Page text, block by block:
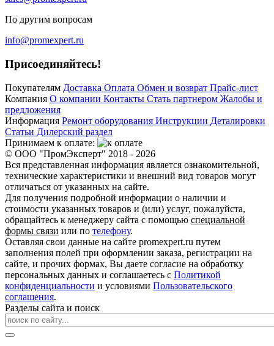
По другим вопросам
info@promexpert.ru
Присоединяйтесь!
Покупателям Доставка Оплата Обмен и возврат Прайс-лист
Компания О компании Контакты Стать партнером Жалобы и
предложения
Информация Ремонт оборудования Инструкции Деталировки
Статьи Дилерский раздел
Принимаем к оплате:
© ООО "ПромЭксперт" 2018 - 2026
Вся представленная информация является ознакомительной,
технические характеристики и внешний вид товаров могут
отличаться от указанных на сайте.
Для получения подробной информации о наличии и
стоимости указанных товаров и (или) услуг, пожалуйста,
обращайтесь к менеджеру сайта с помощью специальной
формы связи или по телефону.
Оставляя свои данные на сайте promexpert.ru путем
заполнения полей при оформлении заказа, регистрации на
сайте, и прочих формах, Вы даете согласие на обработку
персональных данных и соглашаетесь с Политикой
конфиденциальности и условиями Пользовательского
соглашения.
Разделы сайта и поиск